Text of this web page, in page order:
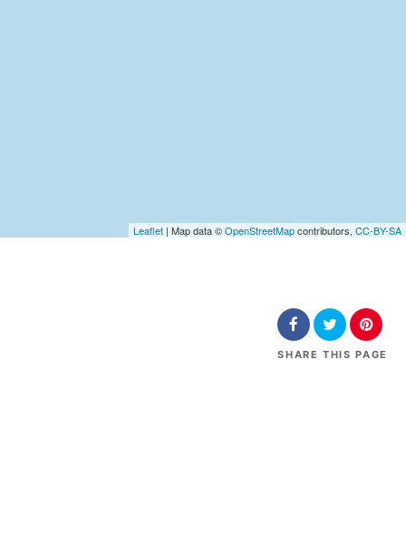
Leaflet | Map data ©OpenStreetMapcontributors, CC-BY-SA
SHARE THIS PAGE